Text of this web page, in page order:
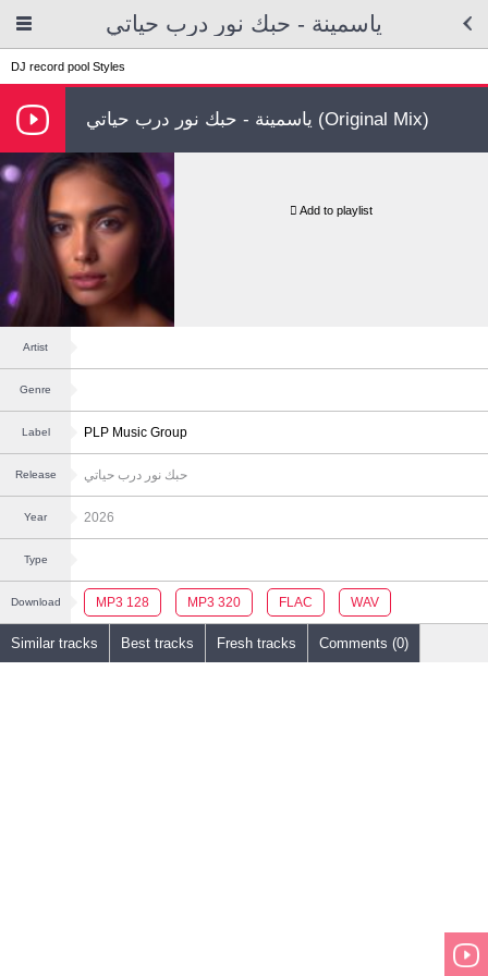
ياسمينة - حبك نور درب حياتي
DJ record pool Styles
ياسمينة - حبك نور درب حياتي (Original Mix)
Add to playlist
Artist
Genre
Label PLP Music Group
Release حبك نور درب حياتي
Year 2026
Type
Download MP3 128 MP3 320 FLAC WAV
Similar tracks Best tracks Fresh tracks Comments (0)